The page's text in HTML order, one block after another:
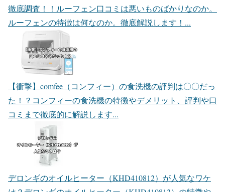
徹底調査！！ ルーフェン口コミは悪いものばかりなのか。
ルーフェンの特徴は何なのか。徹底解説します！...
【衝撃】comfee（コンフィー）の食洗機の評判は〇〇だっ
た！？ コンフィーの食洗機の特徴やデメリット、評判や口
コミまで徹底的に解説します...
デロンギのオイルヒーター（KHD410812）が人気なワケ